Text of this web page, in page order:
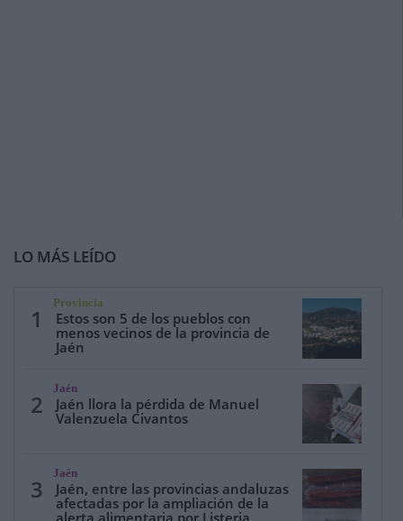
LO MÁS LEÍDO
1
Provincia
Estos son 5 de los pueblos con
menos vecinos de la provincia de
Jaén
2
Jaén
Jaén llora la pérdida de Manuel
Valenzuela Civantos
3
Jaén
Jaén, entre las provincias andaluzas
afectadas por la ampliación de la